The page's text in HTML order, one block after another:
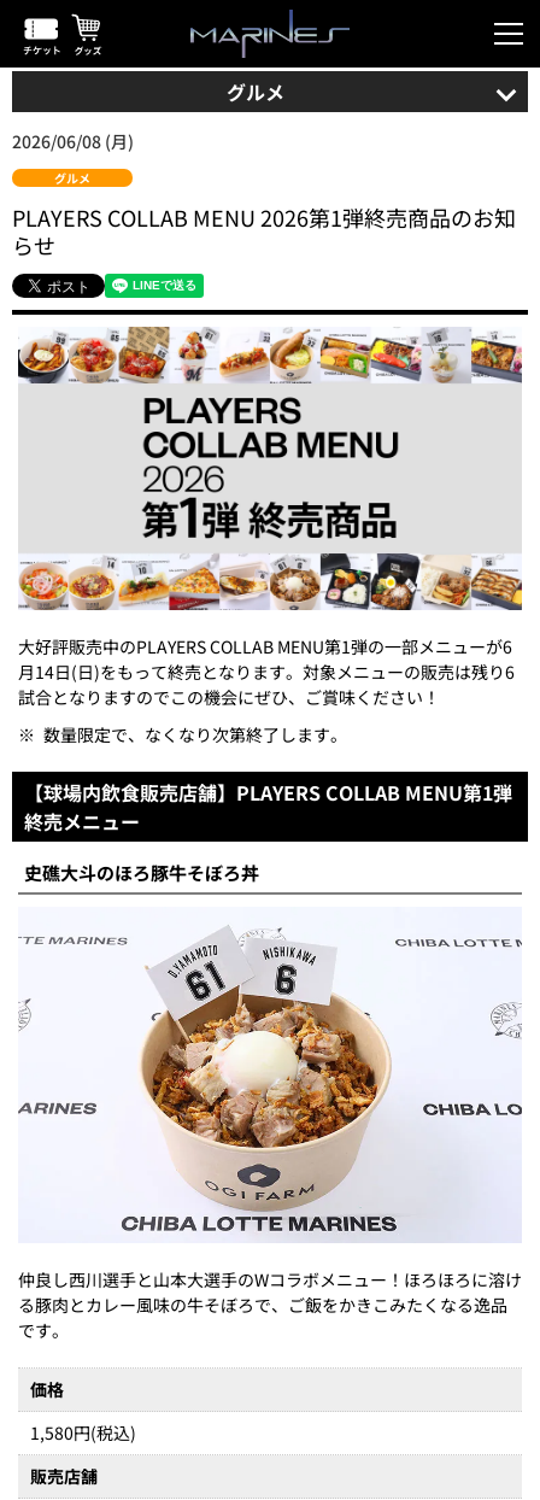
グルメ
2026/06/08 (月)
グルメ
PLAYERS COLLAB MENU 2026第1弾終売商品のお知
らせ
大好評販売中のPLAYERS COLLAB MENU第1弾の一部メニューが6
月14日(日)をもって終売となります。対象メニューの販売は残り6
試合となりますのでこの機会にぜひ、ご賞味ください！
※ 数量限定で、なくなり次第終了します。
【球場内飲食販売店舗】PLAYERS COLLAB MENU第1弾
終売メニュー
史礁大斗のほろ豚牛そぼろ丼
仲良し西川選手と山本大選手のWコラボメニュー！ほろほろに溶け
る豚肉とカレー風味の牛そぼろで、ご飯をかきこみたくなる逸品
です。
価格
1,580円(税込)
販売店舗